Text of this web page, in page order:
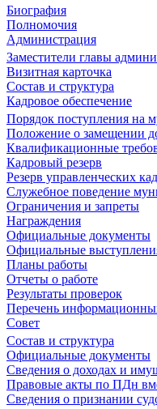
Биография
Полномочия
Администрация
Заместители главы
Визитная карточка
Состав и структура
Кадровое обеспечение
Порядок поступления на
Положение о замещении
Квалификационные
Кадровый резерв
Резерв управленческих
Служебное поведение
Ограничения и запреты
Награждения
Официальные документы
Официальные
Планы работы
Отчеты о работе
Результаты проверок
Перечень
Совет
Состав и структура
Официальные документы
Сведения о доходах и
Правовые акты по ПДн
Сведения о признании